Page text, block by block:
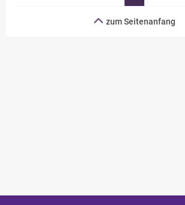
zum Seitenanfang